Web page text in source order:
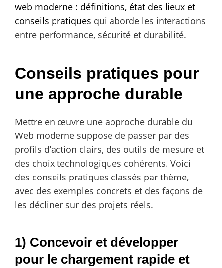
web moderne : définitions, état des lieux et
conseils pratiques qui aborde les interactions
entre performance, sécurité et durabilité.
Conseils pratiques pour
une approche durable
Mettre en œuvre une approche durable du
Web moderne suppose de passer par des
profils d’action clairs, des outils de mesure et
des choix technologiques cohérents. Voici
des conseils pratiques classés par thème,
avec des exemples concrets et des façons de
les décliner sur des projets réels.
1) Concevoir et développer
pour le chargement rapide et